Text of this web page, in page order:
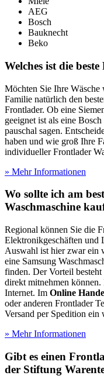
AEG
Bosch
Bauknecht
Beko
Welches ist die
Möchten Sie Ihre Wäsche
Familie natürlich den
Frontlader. Ob eine
geeignet ist als eine
pauschal sagen.
haben und wie groß Ihre
individueller Frontlader
» Mehr Informationen
Wo sollte ich am
Waschmaschine
Regional können Sie die
Elektronikgeschäften und
Auswahl ist hier zwar ein
eine Samsung
finden. Der Vorteil besteht
direkt mitnehmen
Internet. Im Online
oder anderen Frontlader
Versand per Spedition ein
» Mehr Informationen
Gibt es einen
der Stiftung